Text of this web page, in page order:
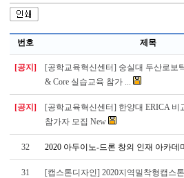
번호 제목
[공지]
[공학교육혁신센터] 숭실대 두산로보
& Core 실습교육 참가 ...
[공지]
[공학교육혁신센터] 한양대 ERICA 비
참가자 모집 New
32 2020 아두이노-드론 창의 인재 아카데
31
[캡스톤디자인] 2020지역밀착형캡스